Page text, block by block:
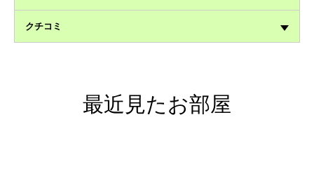
クチコミ
最近見たお部屋